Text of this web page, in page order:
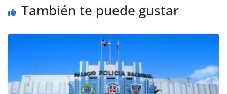
También te puede gustar